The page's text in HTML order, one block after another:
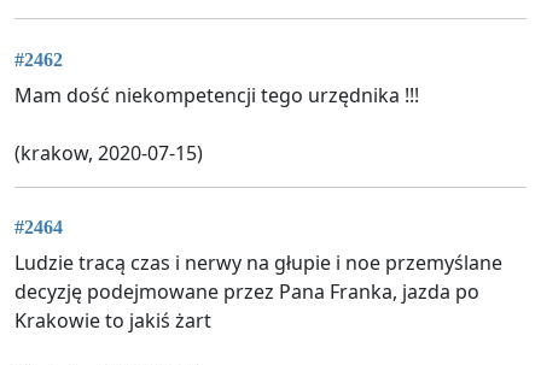
#2462
Mam dość niekompetencji tego urzędnika !!!
(krakow, 2020-07-15)
#2464
Ludzie tracą czas i nerwy na głupie i noe przemyślane
decyzję podejmowane przez Pana Franka, jazda po
Krakowie to jakiś żart